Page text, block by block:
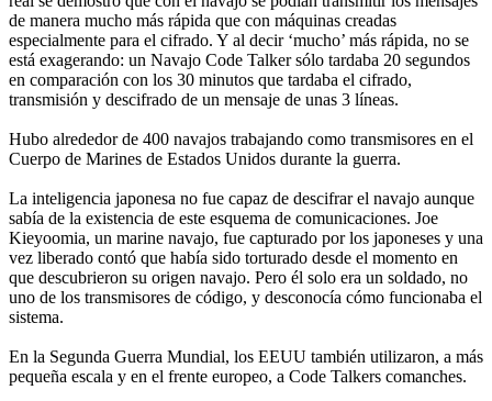
de manera mucho más rápida que con máquinas creadas
especialmente para el cifrado. Y al decir ‘mucho’ más rápida, no se
está exagerando: un Navajo Code Talker sólo tardaba 20 segundos
en comparación con los 30 minutos que tardaba el cifrado,
transmisión y descifrado de un mensaje de unas 3 líneas.
Hubo alrededor de 400 navajos trabajando como transmisores en el
Cuerpo de Marines de Estados Unidos durante la guerra.
La inteligencia japonesa no fue capaz de descifrar el navajo aunque
sabía de la existencia de este esquema de comunicaciones. Joe
Kieyoomia, un marine navajo, fue capturado por los japoneses y una
vez liberado contó que había sido torturado desde el momento en
que descubrieron su origen navajo. Pero él solo era un soldado, no
uno de los transmisores de código, y desconocía cómo funcionaba el
sistema.
En la Segunda Guerra Mundial, los EEUU también utilizaron, a más
pequeña escala y en el frente europeo, a Code Talkers comanches.